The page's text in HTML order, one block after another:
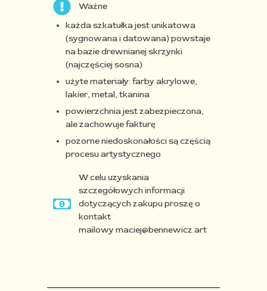
Ważne
każda szkatułka jest unikatowa
(sygnowana i datowana) powstaje
na bazie drewnianej skrzynki
(najczęściej sosna)
użyte materiały: farby akrylowe,
lakier, metal, tkanina
powierzchnia jest zabezpieczona,
ale zachowuje fakturę
pozorne niedoskonałości są częścią
procesu artystycznego
W celu uzyskania
szczegółowych informacji
dotyczących zakupu proszę o
kontakt
mailowy maciej@bennewicz.art